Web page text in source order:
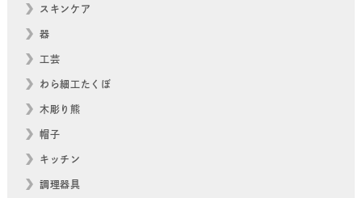
スキンケア
器
工芸
わら細工たくぼ
木彫り熊
帽子
キッチン
調理器具